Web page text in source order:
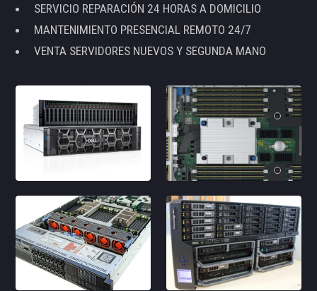
SERVICIO REPARACIÓN 24 HORAS A DOMICILIO
MANTENIMIENTO PRESENCIAL REMOTO 24/7
VENTA SERVIDORES NUEVOS Y SEGUNDA MANO